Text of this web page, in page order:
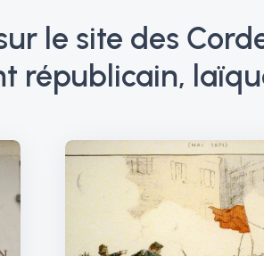
le site des
républicain,